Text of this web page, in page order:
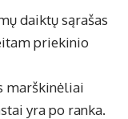
daiktų sąrašas
priekinio
marškinėliai
yra po ranka.